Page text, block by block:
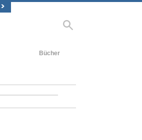
Bücher